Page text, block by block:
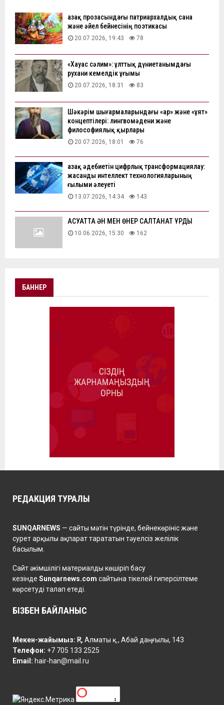
Қазақ прозасындағы патриархалдық сана
және әйел бейнесінің поэтикасы
20.07.2026, 19:43 78
«Хауас сәлим»: ұлттық дүниетанымдағы
рухани кемелдік ұғымы
20.07.2026, 18:31 83
Шәкәрім шығармаларындағы «ар» және «ұят»
концептілері: лингвомәдени және
философиялық қырлары
20.07.2026, 18:01 76
Қазақ әдебиетін цифрлық трансформациялау:
жасанды интеллект технологияларының
ғылыми әлеуеті
13.07.2026, 14:34 143
АҚСУАТТА ӘН МЕН ӨНЕР САЛТАНАТ ҚҰРДЫ
10.06.2026, 15:30 162
БАННЕР
РЕДАКЦИЯ ТУРАЛЫ
SUNQARNEWS — сайты мәтін түрінде, бейнекөрініс және
сурет арқылы ақпарат тарататын тәуелсіз желілік
басылым.
Сайт әкімшілігі материалды көшіріп басу
кезінде Sunqarnews.com сайтына тікелей гиперсілтеме
көрсетуді талап етеді.
БІЗБЕН БАЙЛАНЫС
Мекен-жайымыз: ҚР, Алматы қ., Абай даңғылы, 143
Телефон: +7 705 133 2525
Email: hair-han@mail.ru